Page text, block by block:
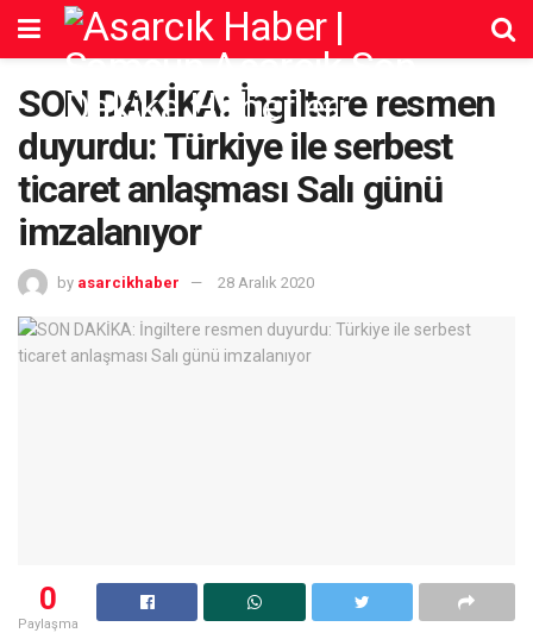
SON DAKİKA: İngiltere resmen
duyurdu: Türkiye ile serbest
ticaret anlaşması Salı günü
imzalanıyor
by asarcikhaber 28 Aralık 2020
0
Paylaşma